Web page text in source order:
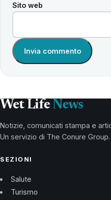
Sito web
Wet Life News
Notizie, comunicati stampa e
Un servizio di The Conure Group.
SEZIONI
Salute
Turismo